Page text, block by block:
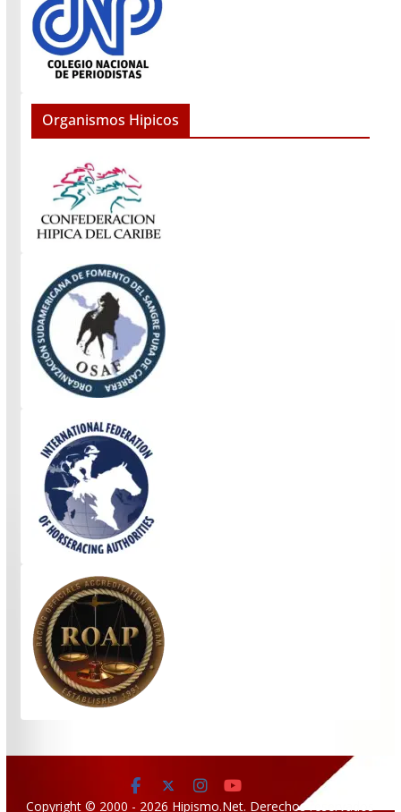
Organismos Hipicos
Copyright © 2000 - 2026 Hipismo.Net. Derechos reservados